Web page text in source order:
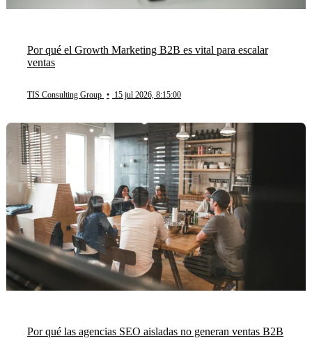
Por qué el Growth Marketing B2B es vital para escalar
ventas
TIS Consulting Group • 15 jul 2026, 8:15:00
Por qué las agencias SEO aisladas no generan ventas B2B